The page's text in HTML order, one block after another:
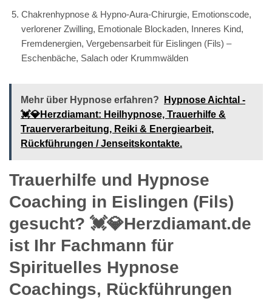
Chakrenhypnose & Hypno-Aura-Chirurgie, Emotionscode,
verlorener Zwilling, Emotionale Blockaden, Inneres Kind,
Fremdenergien, Vergebensarbeit für Eislingen (Fils) –
Eschenbäche, Salach oder Krummwälden
Mehr über Hypnose erfahren?
Hypnose Aichtal -
💓️💎Herzdiamant: Heilhypnose, Trauerhilfe &
Trauerverarbeitung, Reiki & Energiearbeit,
Rückführungen / Jenseitskontakte.
Trauerhilfe und Hypnose
Coaching in Eislingen (Fils)
gesucht? 💓️💎Herzdiamant.de
ist Ihr Fachmann für
Spirituelles Hypnose
Coachings, Rückführungen